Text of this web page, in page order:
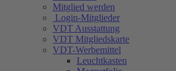
Mitglied werden
Login-Mitglieder
VDT Ausstattung
VDT Mitgliedskarte
VDT-Werbemittel
Leuchtkasten